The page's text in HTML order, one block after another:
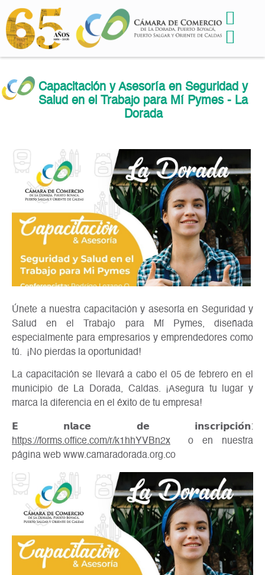
Capacitación y Asesoría en Seguridad y
Salud en el Trabajo para Mí Pymes - La
Dorada
Únete a nuestra capacitación y asesoría en Seguridad y
Salud en el Trabajo para Mí Pymes, diseñada
especialmente para empresarios y emprendedores como
tú. ¡No pierdas la oportunidad!
La capacitación se llevará a cabo el 05 de febrero en el
municipio de La Dorada, Caldas. ¡Asegura tu lugar y
marca la diferencia en el éxito de tu empresa!
𝗘 𝗻𝗹𝗮𝗰𝗲 𝗱𝗲 𝗶𝗻𝘀𝗰𝗿𝗶𝗽𝗰𝗶𝗼́𝗻:
https://forms.office.com/r/k1hhYVBn2x o en nuestra
página web www.camaradorada.org.co